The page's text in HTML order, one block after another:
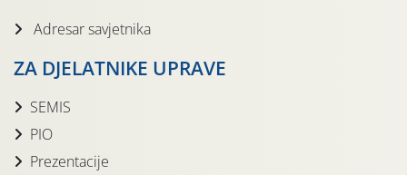
Adresar savjetnika
ZA DJELATNIKE UPRAVE
SEMIS
PIO
Prezentacije